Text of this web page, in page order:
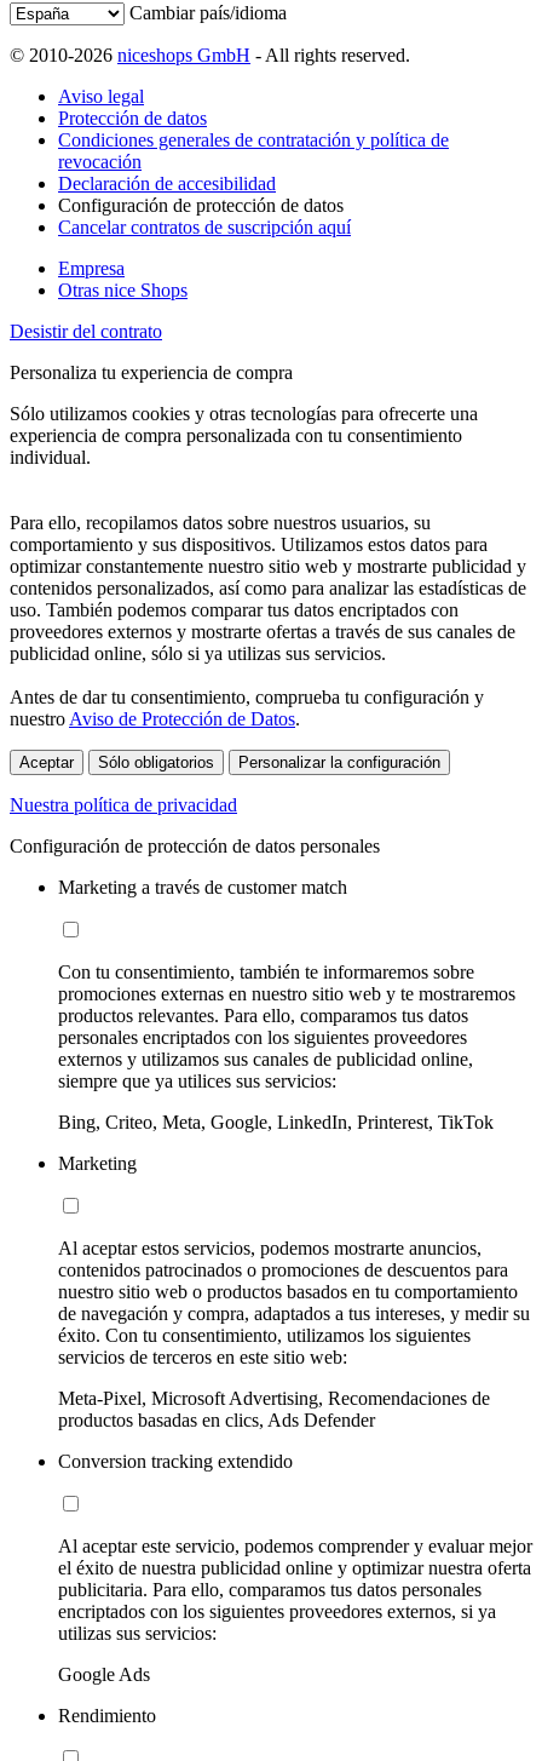
Cambiar país/idioma
© 2010-2026 niceshops GmbH - All rights reserved.
Aviso legal
Protección de datos
Condiciones generales de contratación y política de
revocación
Declaración de accesibilidad
Configuración de protección de datos
Cancelar contratos de suscripción aquí
Empresa
Otras nice Shops
Desistir del contrato
Personaliza tu experiencia de compra
Sólo utilizamos cookies y otras tecnologías para ofrecerte una
experiencia de compra personalizada con tu consentimiento
individual.
Para ello, recopilamos datos sobre nuestros usuarios, su
comportamiento y sus dispositivos. Utilizamos estos datos para
optimizar constantemente nuestro sitio web y mostrarte publicidad y
contenidos personalizados, así como para analizar las estadísticas de
uso. También podemos comparar tus datos encriptados con
proveedores externos y mostrarte ofertas a través de sus canales de
publicidad online, sólo si ya utilizas sus servicios.
Antes de dar tu consentimiento, comprueba tu configuración y
nuestro Aviso de Protección de Datos.
Aceptar Sólo obligatorios Personalizar la configuración
Nuestra política de privacidad
Configuración de protección de datos personales
Marketing a través de customer match
Con tu consentimiento, también te informaremos sobre
promociones externas en nuestro sitio web y te mostraremos
productos relevantes. Para ello, comparamos tus datos
personales encriptados con los siguientes proveedores
externos y utilizamos sus canales de publicidad online,
siempre que ya utilices sus servicios:
Bing, Criteo, Meta, Google, LinkedIn, Printerest, TikTok
Marketing
Al aceptar estos servicios, podemos mostrarte anuncios,
contenidos patrocinados o promociones de descuentos para
nuestro sitio web o productos basados en tu comportamiento
de navegación y compra, adaptados a tus intereses, y medir su
éxito. Con tu consentimiento, utilizamos los siguientes
servicios de terceros en este sitio web:
Meta-Pixel, Microsoft Advertising, Recomendaciones de
productos basadas en clics, Ads Defender
Conversion tracking extendido
Al aceptar este servicio, podemos comprender y evaluar mejor
el éxito de nuestra publicidad online y optimizar nuestra oferta
publicitaria. Para ello, comparamos tus datos personales
encriptados con los siguientes proveedores externos, si ya
utilizas sus servicios:
Google Ads
Rendimiento